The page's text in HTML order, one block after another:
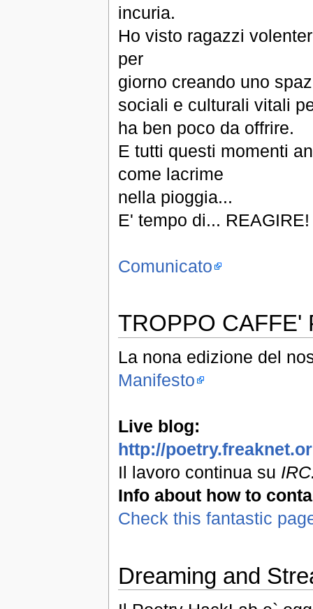
incuria.
Ho visto ragazzi
per
giorno creando uno
sociali e culturali vitali
ha ben poco da offrire.
E tutti questi momenti
come lacrime
nella pioggia...
E' tempo di... REAGIRE!
Comunicato
TROPPO CAFFE'
La nona edizione del
Manifesto
Live blog:
http://
Il lavoro continua su
Info about how to
Check this fantastic
Dreaming and